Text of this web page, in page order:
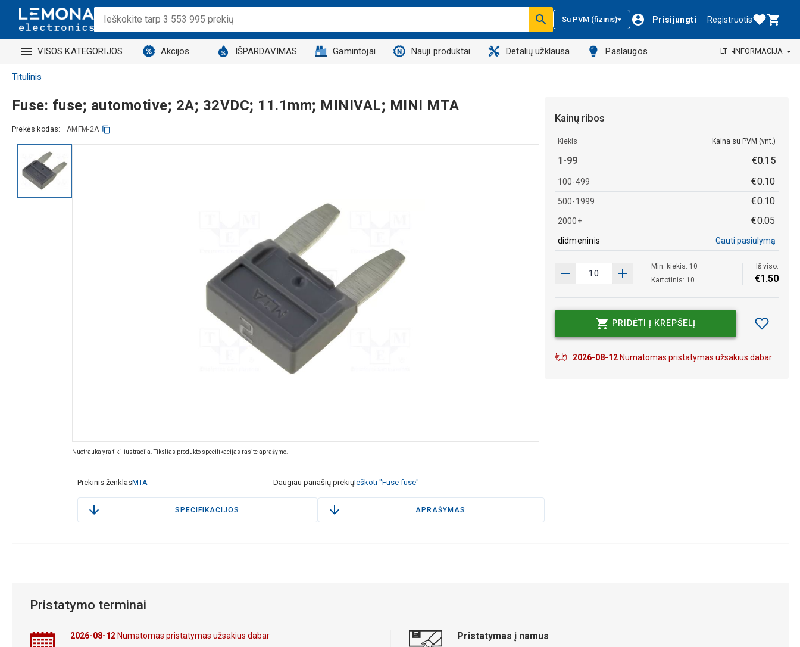
Su PVM (fizinis) Prisijungti Registruotis
VISOS KATEGORIJOS Akcijos IŠPARDAVIMAS Gamintojai Nauji produktai Detalių užklausa Paslaugos LT INFORMACIJA
Titulinis
Fuse: fuse; automotive; 2A; 32VDC; 11.1mm; MINIVAL; MINI MTA
Prekės kodas: AMFM-2A
Nuotrauka yra tik iliustracija. Tikslias produkto specifikacijas rasite aprašyme.
Prekinis ženklasMTA Daugiau panašių prekiųIeškoti "Fuse fuse"
SPECIFIKACIJOS APRAŠYMAS
Kainų ribos
Kiekis Kaina su PVM (vnt.)
1-99 €0.15
100-499 €0.10
500-1999 €0.10
2000+ €0.05
didmeninis Gauti pasiūlymą
Min. kiekis: 10
Kartotinis: 10
Iš viso:
€1.50
PRIDĖTI Į KREPŠELĮ
2026-08-12Numatomas pristatymas užsakius dabar
Pristatymo terminai
2026-08-12Numatomas pristatymas užsakius dabar
Pristatymas į namus